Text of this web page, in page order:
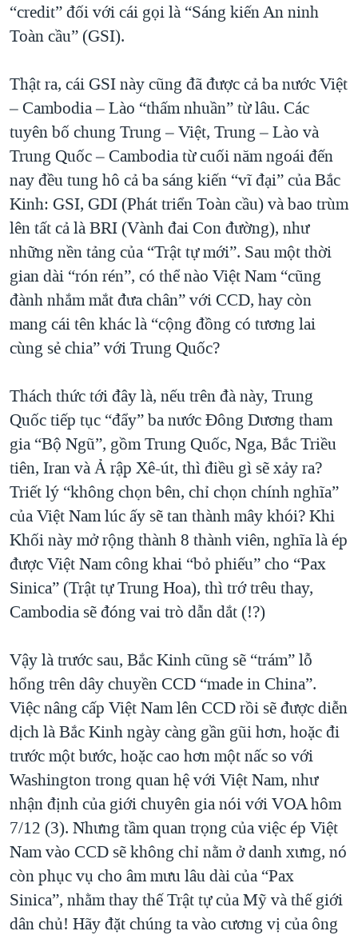
“credit” đối với cái gọi là “Sáng kiến An ninh
Toàn cầu” (GSI).
Thật ra, cái GSI này cũng đã được cả ba nước Việt
– Cambodia – Lào “thấm nhuần” từ lâu. Các
tuyên bố chung Trung – Việt, Trung – Lào và
Trung Quốc – Cambodia từ cuối năm ngoái đến
nay đều tung hô cả ba sáng kiến “vĩ đại” của Bắc
Kinh: GSI, GDI (Phát triển Toàn cầu) và bao trùm
lên tất cả là BRI (Vành đai Con đường), như
những nền tảng của “Trật tự mới”. Sau một thời
gian dài “rón rén”, có thể nào Việt Nam “cũng
đành nhắm mắt đưa chân” với CCD, hay còn
mang cái tên khác là “cộng đồng có tương lai
cùng sẻ chia” với Trung Quốc?
Thách thức tới đây là, nếu trên đà này, Trung
Quốc tiếp tục “đẩy” ba nước Đông Dương tham
gia “Bộ Ngũ”, gồm Trung Quốc, Nga, Bắc Triều
tiên, Iran và Ả rập Xê-út, thì điều gì sẽ xảy ra?
Triết lý “không chọn bên, chỉ chọn chính nghĩa”
của Việt Nam lúc ấy sẽ tan thành mây khói? Khi
Khối này mở rộng thành 8 thành viên, nghĩa là ép
được Việt Nam công khai “bỏ phiếu” cho “Pax
Sinica” (Trật tự Trung Hoa), thì trớ trêu thay,
Cambodia sẽ đóng vai trò dẫn dắt (!?)
Vậy là trước sau, Bắc Kinh cũng sẽ “trám” lỗ
hổng trên dây chuyền CCD “made in China”.
Việc nâng cấp Việt Nam lên CCD rồi sẽ được diễn
dịch là Bắc Kinh ngày càng gần gũi hơn, hoặc đi
trước một bước, hoặc cao hơn một nấc so với
Washington trong quan hệ với Việt Nam, như
nhận định của giới chuyên gia nói với VOA hôm
7/12 (3). Nhưng tầm quan trọng của việc ép Việt
Nam vào CCD sẽ không chỉ nằm ở danh xưng, nó
còn phục vụ cho âm mưu lâu dài của “Pax
Sinica”, nhằm thay thế Trật tự của Mỹ và thế giới
dân chủ! Hãy đặt chúng ta vào cương vị của ông